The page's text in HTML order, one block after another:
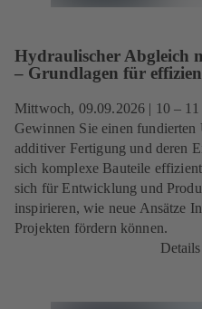
Hydraulischer Abgleich
– Grundlagen für
Mittwoch, 09.09.2026 | 10 –
Gewinnen Sie einen
additiver Fertigung und deren
sich komplexe Bauteile
sich für Entwicklung und
inspirieren, wie neue Ansätze
Projekten fördern können.